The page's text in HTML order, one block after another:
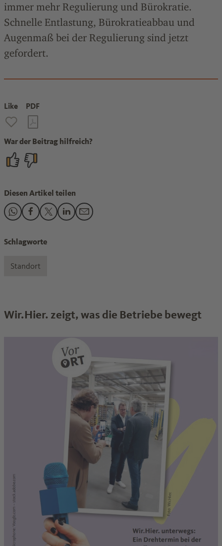
immer mehr Regulierung und Bürokratie.
Schnelle Entlastung, Bürokratieabbau und
Augenmaß bei der Regulierung sind jetzt
gefordert.
Like PDF
War der Beitrag hilfreich?
Diesen Artikel teilen
Den Beitrag "„Entlastung bei Bürokratie“" teilen auf
Den Beitrag "„Entlastung bei Bürokratie“" teilen auf
Den Beitrag "„Entlastung bei Bürokratie“" teilen
Den Beitrag "„Entlastung bei Bürokratie“"
Den Beitrag "„Entlastung bei
Schlagworte
Standort
Wir.Hier. zeigt, was die Betriebe bewegt